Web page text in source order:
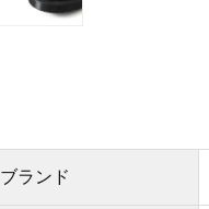
ブランド